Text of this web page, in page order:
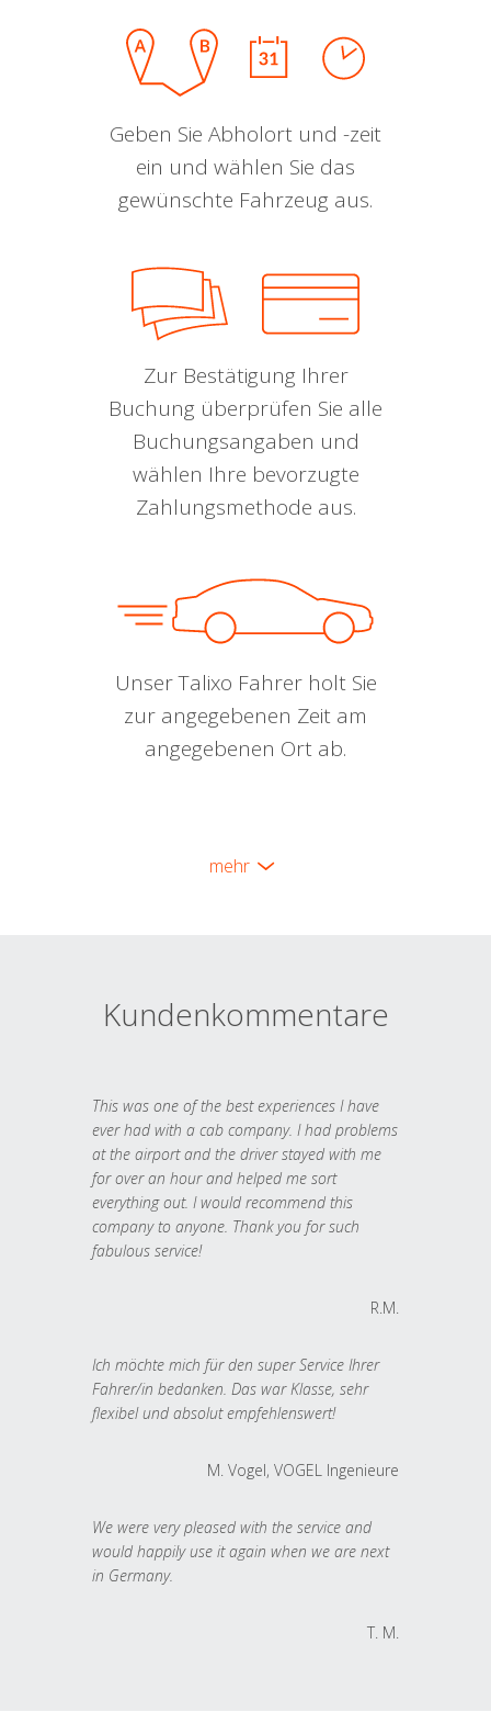
Geben Sie Abholort und -zeit
ein und wählen Sie das
gewünschte Fahrzeug aus.
Zur Bestätigung Ihrer
Buchung überprüfen Sie alle
Buchungsangaben und
wählen Ihre bevorzugte
Zahlungsmethode aus.
Unser Talixo Fahrer holt Sie
zur angegebenen Zeit am
angegebenen Ort ab.
mehr
Kundenkommentare
This was one of the best experiences I have
ever had with a cab company. I had problems
at the airport and the driver stayed with me
for over an hour and helped me sort
everything out. I would recommend this
company to anyone. Thank you for such
fabulous service!
R.M.
Ich möchte mich für den super Service Ihrer
Fahrer/in bedanken. Das war Klasse, sehr
flexibel und absolut empfehlenswert!
M. Vogel, VOGEL Ingenieure
We were very pleased with the service and
would happily use it again when we are next
in Germany.
T. M.